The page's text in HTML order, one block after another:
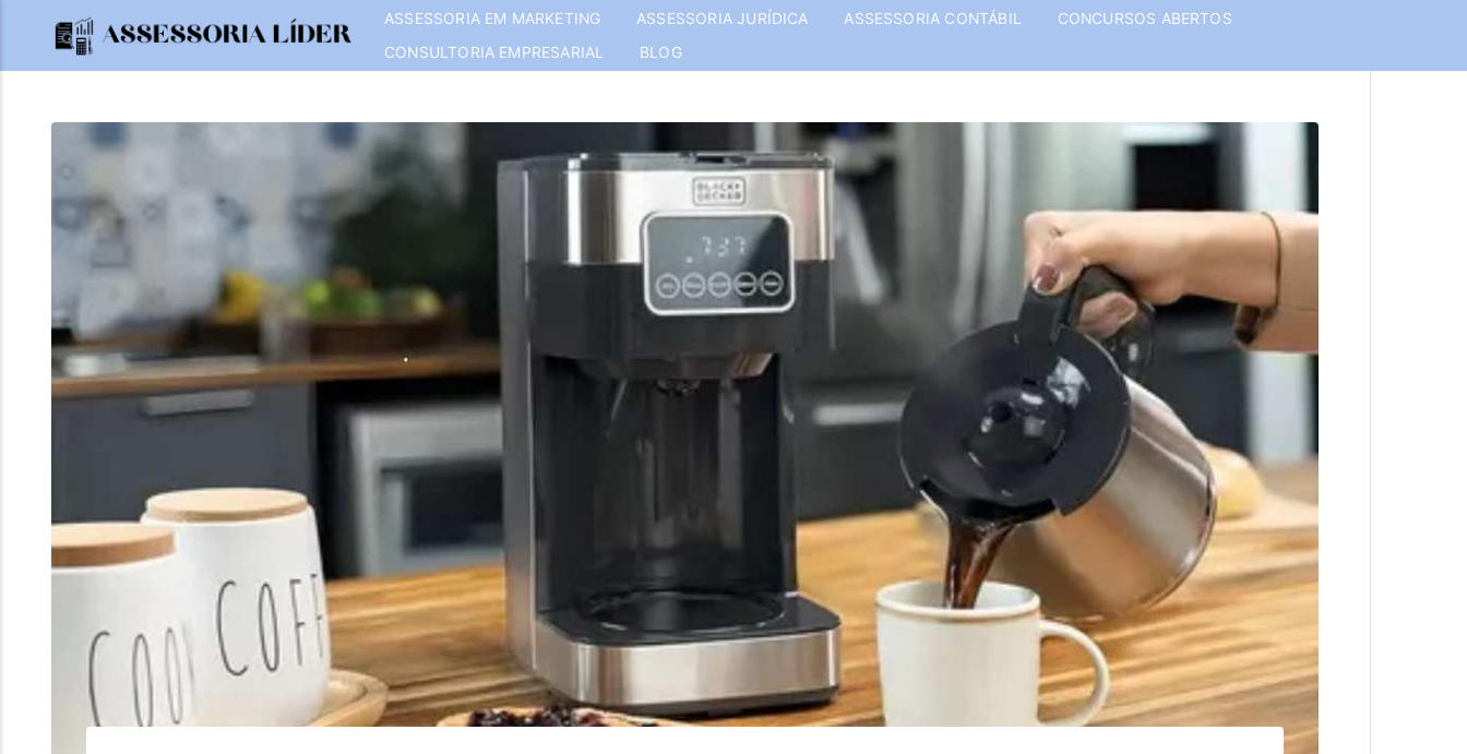
ASSESSORIA EM MARKETING ASSESSORIA JURÍDICA ASSESSORIA CONTÁBIL
CONCURSOS ABERTOS
CONSULTORIA EMPRESARIAL
BLOG